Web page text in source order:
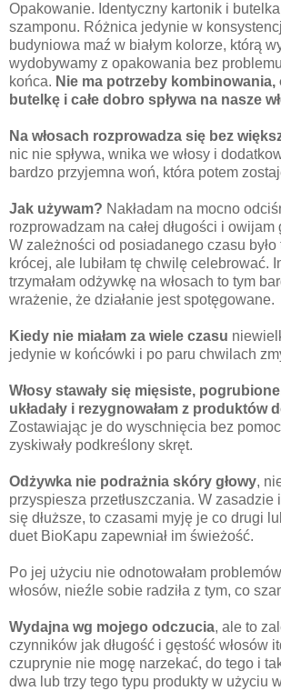
Opakowanie. Identyczny kartonik i
szamponu. Różnica jedynie w
budyniowa maź w białym kolorze, którą
wydobywamy z opakowania bez
końca. Nie ma potrzeby kombinowania,
butelkę i całe dobro spływa na nasze
Na włosach rozprowadza się bez
nic nie spływa, wnika we włosy i
bardzo przyjemna woń, która potem
Jak używam? Nakładam na mocno
rozprowadzam na całej długości i owijam
W zależności od posiadanego czasu było
krócej, ale lubiłam tę chwilę celebrować.
trzymałam odżywkę na włosach to tym
wrażenie, że działanie jest spotęgowane.
Kiedy nie miałam za wiele czasu
jedynie w końcówki i po paru chwilach
Włosy stawały się mięsiste,
układały i rezygnowałam z produktów
Zostawiając je do wyschnięcia bez
zyskiwały podkreślony skręt.
Odżywka nie podrażnia skóry głowy,
przyspiesza przetłuszczania. W zasadzie
się dłuższe, to czasami myję je co drugi
duet BioKapu zapewniał im świeżość.
Po jej użyciu nie odnotowałam
włosów, nieźle sobie radziła z tym, co
Wydajna wg mojego odczucia, ale to
czynników jak długość i gęstość włosów
czuprynie nie mogę narzekać, do tego i
dwa lub trzy tego typu produkty w użyciu